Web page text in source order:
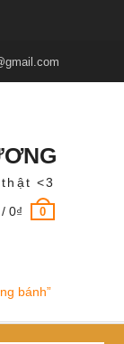
<3
/0₫ 0
bánh”